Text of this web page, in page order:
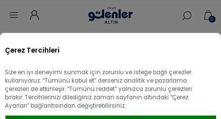
Çerez Tercihleri
Size en iyi deneyimi sunmak için zorunlu ve isteğe bağlı çerezler
kullanıyoruz. “Tümünü kabul et” derseniz analitik ve pazarlama
çerezleri de etkinleşir. “Tümünü reddet” yalnızca zorunlu çerezleri
bırakır. Tercihlerinizi dilediğiniz zaman sayfanın altındaki “Çerez
Ayarları” bağlantısından değiştirebilirsiniz.
0
14 Ayar Altın Mavi Mineli Balık kolye